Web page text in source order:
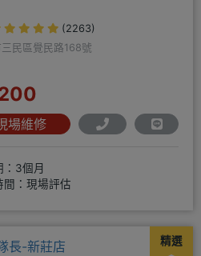
(2263)
民區覺民路168號
場維修
：3個月
間：現場評估
精選
長-新莊店